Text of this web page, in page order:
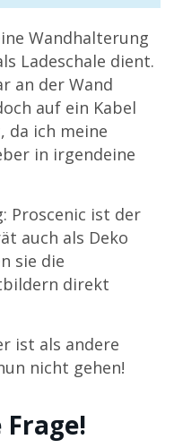
Wandhalterung
Ladeschale dient.
an der Wand
auf ein Kabel
da ich meine
in irgendeine
Proscenic ist der
auch als Deko
sie die
direkt
ist als andere
nicht gehen!